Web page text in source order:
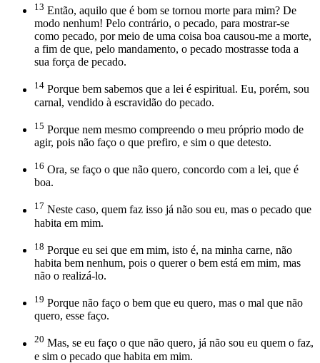
13 Então, aquilo que é bom se tornou morte para mim? De
modo nenhum! Pelo contrário, o pecado, para mostrar-se
como pecado, por meio de uma coisa boa causou-me a morte,
a fim de que, pelo mandamento, o pecado mostrasse toda a
sua força de pecado.
14 Porque bem sabemos que a lei é espiritual. Eu, porém, sou
carnal, vendido à escravidão do pecado.
15 Porque nem mesmo compreendo o meu próprio modo de
agir, pois não faço o que prefiro, e sim o que detesto.
16 Ora, se faço o que não quero, concordo com a lei, que é
boa.
17 Neste caso, quem faz isso já não sou eu, mas o pecado que
habita em mim.
18 Porque eu sei que em mim, isto é, na minha carne, não
habita bem nenhum, pois o querer o bem está em mim, mas
não o realizá-lo.
19 Porque não faço o bem que eu quero, mas o mal que não
quero, esse faço.
20 Mas, se eu faço o que não quero, já não sou eu quem o faz,
e sim o pecado que habita em mim.